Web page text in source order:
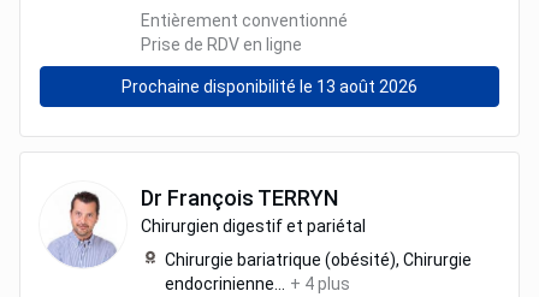
Entièrement conventionné
Prise de RDV en ligne
Prochaine disponibilité le 13 août 2026
Dr François TERRYN
Chirurgien digestif et pariétal
Chirurgie bariatrique (obésité), Chirurgie
endocrinienne
+ 4plus